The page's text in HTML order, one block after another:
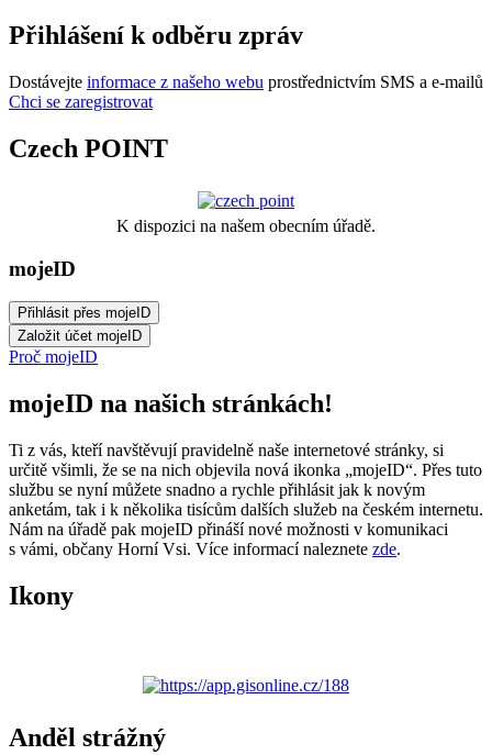
Přihlášení k odběru zpráv
Dostávejte informace z našeho webu prostřednictvím SMS a e-mailů
Chci se zaregistrovat
Czech POINT
K dispozici na našem obecním úřadě.
mojeID
Proč mojeID
mojeID na našich stránkách!
Ti z vás, kteří navštěvují pravidelně naše internetové stránky, si
určitě všimli, že se na nich objevila nová ikonka „mojeID“. Přes tuto
službu se nyní můžete snadno a rychle přihlásit jak k novým
anketám, tak i k několika tisícům dalších služeb na českém internetu.
Nám na úřadě pak mojeID přináší nové možnosti v komunikaci
s vámi, občany Horní Vsi. Více informací naleznete zde.
Ikony
Anděl strážný